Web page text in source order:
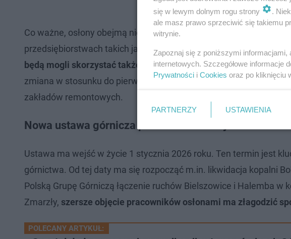
Co ważne, osłony obejmą nie tylko pracowników zakładów
przedsiębiorstwach takich jak
Polska Grupa Górnicza,
będą mogli skorzystać także pracownicy Jastrzębskiej Spółki
zmiana w stosunku do pierwotnej wersji projektu, która rozszerza
zakładów remontowych.
Nowa ustawa górnicza pilna. Coraz mniej czasu
Ustawa ma wejść w życie 1 stycznia 2026 roku. Ten termin jest
górnictwa. Od tej daty ma się rozpocząć m.in. likwidacja kopalni
Polską Grupę Górniczą łączenie ruchów Bielszowice i Halemba w
Zmarzły, szersze objęcie pracowników osłonami ma złagodzić
POLECANY ARTYKUŁ:
się w lewym dolnym rogu strony
.
ale masz prawo sprzeciwić się takiemu
witrynie.
Zapoznaj się z poniższymi
internetowych. Szczegółowe informacje
Prywatności i Cookies oraz po kliknięciu
PARTNERZY USTAWIENIA